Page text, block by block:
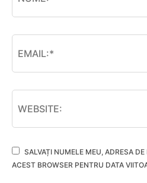
SALVAȚI NUMELE MEU, ADRESA
ACEST BROWSER PENTRU DATA